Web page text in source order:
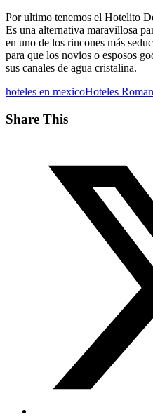
Por ultimo tenemos el Hotelito
Es una alternativa maravillosa
en uno de los rincones más
para que los novios o esposos
sus canales de agua cristalina.
hoteles en mexicoHoteles
Share This